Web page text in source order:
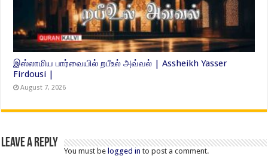
இஸ்லாமிய பார்வையில் றபீஉல் அவ்வல் | Assheikh Yasser
Firdousi |
August 7, 2026
Leave a Reply
You must be logged in to post a comment.